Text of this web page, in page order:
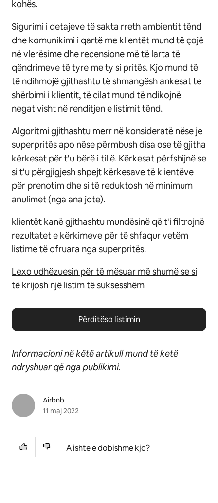
kohës.
Sigurimi i detajeve të sakta rreth ambientit tënd
dhe komunikimi i qartë me klientët mund të çojë
në vlerësime dhe recensione më të larta të
qëndrimeve të tyre me ty si pritës. Kjo mund të
të ndihmojë gjithashtu të shmangësh ankesat te
shërbimi i klientit, të cilat mund të ndikojnë
negativisht në renditjen e listimit tënd.
Algoritmi gjithashtu merr në konsideratë nëse je
superpritës apo nëse përmbush disa ose të gjitha
kërkesat për t'u bërë i tillë. Kërkesat përfshijnë se
si t'u përgjigjesh shpejt kërkesave të klientëve
për prenotim dhe si të reduktosh në minimum
anulimet (nga ana jote).
klientët kanë gjithashtu mundësinë që t'i filtrojnë
rezultatet e kërkimeve për të shfaqur vetëm
listime të ofruara nga superpritës.
Lexo udhëzuesin për të mësuar më shumë se si
të krijosh një listim të suksesshëm
Përditëso listimin
Informacioni në këtë artikull mund të ketë
ndryshuar që nga publikimi.
Airbnb
11 maj 2022
A ishte e dobishme kjo?